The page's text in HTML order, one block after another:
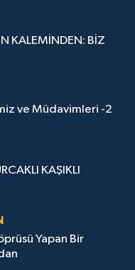
KALEMİNDEN: BİZ
ve Müdavimleri -2
KAŞIKLI
Yapan Bir